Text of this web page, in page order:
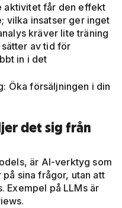
aktivitet får den effekt
vilka insatser ger inget
kräver lite träning
av tid för
in i det
Öka försäljningen i din
det sig från
är AI-verktyg som
sina frågor, utan att
Exempel på LLMs är